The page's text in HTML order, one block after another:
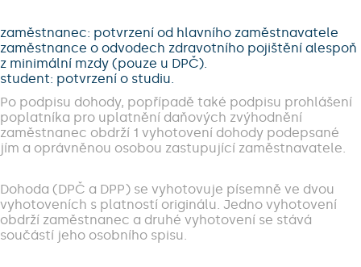
zaměstnanec: potvrzení od hlavního zaměstnavatele
zaměstnance o odvodech zdravotního pojištění alespoň
z minimální mzdy (pouze u DPČ).
student: potvrzení o studiu.
Po podpisu dohody, popřípadě také podpisu prohlášení
poplatníka pro uplatnění daňových zvýhodnění
zaměstnanec obdrží 1 vyhotovení dohody podepsané
jím a oprávněnou osobou zastupující zaměstnavatele.
Dohoda (DPČ a DPP) se vyhotovuje písemně ve dvou
vyhotoveních s platností originálu. Jedno vyhotovení
obdrží zaměstnanec a druhé vyhotovení se stává
součástí jeho osobního spisu.